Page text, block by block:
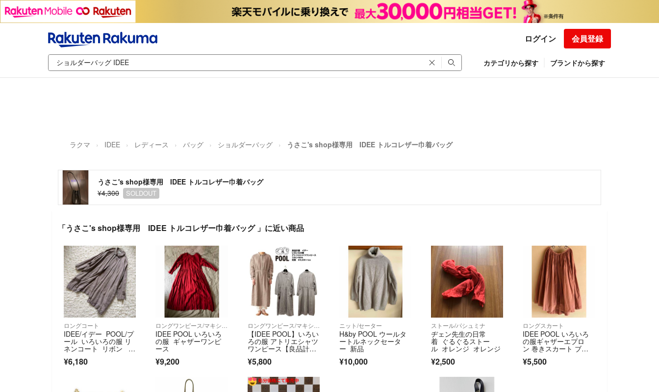
ログイン 会員登録
カテゴリから探す ブランドから探す
ラクマ IDEE レディース バッグ ショルダーバッグ うさこ's shop様専用 IDEE トルコレザー巾着バッグ
うさこ's shop様専用 IDEE トルコレザー巾着バッグ
¥4,300
SOLDOUT
「うさこ's shop様専用 IDEE トルコレザー巾着バッグ 」に近い商品
ロングコート
IDEE/イデー POOL/プ
ール いろいろの服 リ
ネンコート リボン ガ
ウン
¥6,180
IDEE POOL いろいろ
の服 ギャザーワンピ
ース
¥9,200
【IDEE POOL】いろい
ろの服 アトリエシャツ
ワンピース【良品計
画】リネン
¥5,800
ニット/セーター
H&by POOL ウールタ
ートルネックセータ
ー 新品
¥10,000
ストール/パシュミナ
ヂェン先生の日常
着 ぐるぐるストー
ル オレンジ オレンジ
¥2,500
ロングスカート
IDEE POOL いろいろ
の服ギャザーエプロ
ン 巻きスカート ブラ
ウン
¥5,500